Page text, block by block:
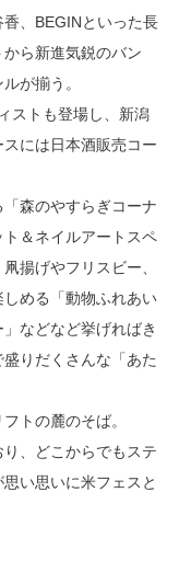
、BEGINといった長
ら新進気鋭のバン
が揃う。
ストも登場し、新潟
には日本酒販売コー
森のやすらぎコーナ
＆ネイルアートスペ
揚げやフリスビー、
める「動物ふれあい
などなど挙げればき
りだくさんな「あた
トの麓のそば。
、どこからでもステ
い思いに米フェスと